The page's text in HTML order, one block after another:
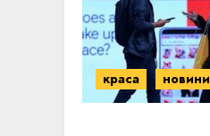
краса новини